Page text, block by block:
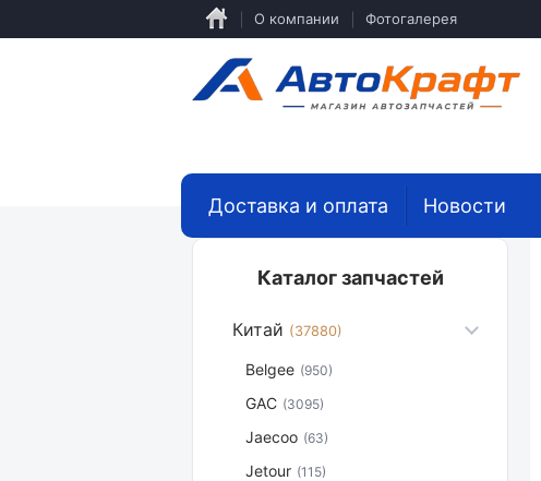
основному
О компании Фотогалерея
Доставка и оплата Новости
Каталог запчастей
Китай (37880)
Belgee (950)
GAC (3095)
Jaecoo (63)
Jetour (115)